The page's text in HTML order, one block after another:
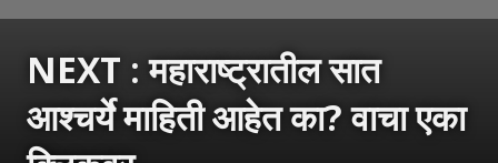
NEXT : महाराष्ट्रातील सात
आश्चर्ये माहिती आहेत का? वाचा एका